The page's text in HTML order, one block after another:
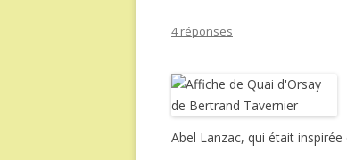
4 réponses
Abel Lanzac, qui était